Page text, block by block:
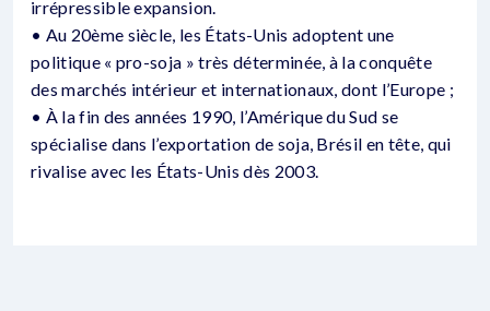
irrépressible expansion.
• Au 20ème siècle, les États-Unis adoptent une
politique « pro-soja » très déterminée, à la conquête
des marchés intérieur et internationaux, dont l’Europe ;
• À la fin des années 1990, l’Amérique du Sud se
spécialise dans l’exportation de soja, Brésil en tête, qui
rivalise avec les États-Unis dès 2003.